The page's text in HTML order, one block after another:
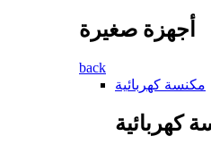
أجهزة صغيرة
back
مكنسة كهربائية
كهربائية